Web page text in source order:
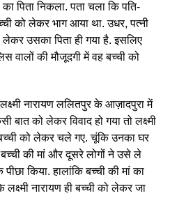
पिता निकला. पता चला कि पति-
को लेकर भाग आया था. उधर, पत्नी
लेकर उसका पिता ही गया है. इसलिए
वालों की मौजूदगी में वह बच्ची को
नारायण ललितपुर के आज़ादपुरा में
बात को लेकर विवाद हो गया तो लक्ष्मी
को लेकर चले गए. चूंकि उनका घर
की मां और दूसरे लोगों ने उसे ले
किया. हालांकि बच्ची की मां का
नारायण ही बच्ची को लेकर जा